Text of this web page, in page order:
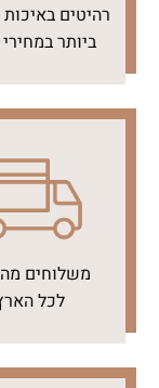
רהיטים
ביותר במחירי
משלוחים
לכל